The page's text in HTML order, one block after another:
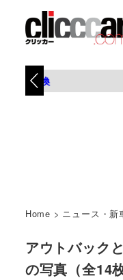
タイヤ交換
Home > ニュース・新
アウトバック
の写真（全14枚